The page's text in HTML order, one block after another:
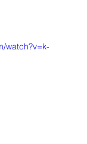
watch?v=k-